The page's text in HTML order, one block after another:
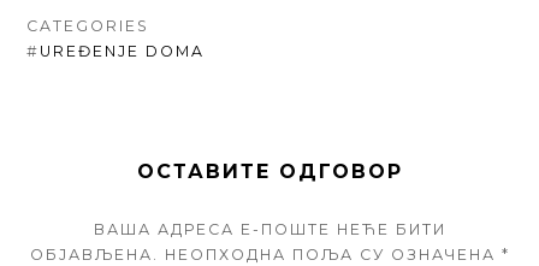
CATEGORIES
# UREĐENJE DOMA
ОСТАВИТЕ ОДГОВОР
ВАША АДРЕСА Е-ПОШТЕ НЕЋЕ БИТИ
ОБЈАВЉЕНА. НЕОПХОДНА ПОЉА СУ ОЗНАЧЕНА *